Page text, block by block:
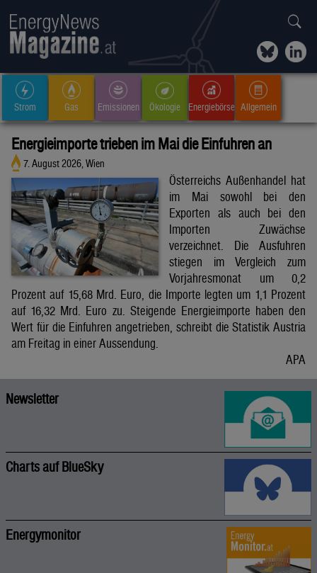
Strom Gas Emissionen Ökologie Energiebörse Allgemein
Energieimporte trieben im Mai die Einfuhren an
7. August 2026, Wien
Österreichs Außenhandel hat
im Mai sowohl bei den
Exporten als auch bei den
Importen Zuwächse
verzeichnet. Die Ausfuhren
stiegen im Vergleich zum
Vorjahresmonat um 0,2
Prozent auf 15,68 Mrd. Euro, die Importe legten um 1,1 Prozent
auf 16,32 Mrd. Euro zu. Steigende Energieimporte haben den
Wert für die Einfuhren angetrieben, schreibt die Statistik Austria
am Freitag in einer Aussendung.
APA
Newsletter
Charts auf BlueSky
Energymonitor